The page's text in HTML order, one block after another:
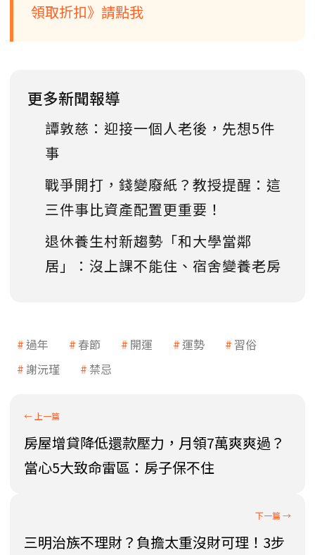
領取折扣》請點我
更多新聞報導
譚敦慈：迎接一個人老後，先想5件
事
戰爭開打，錢變廢紙？教授提醒：這
三件事比資產配置更重要！
退休養生村新趨勢「和大學當鄰
居」：沒上課不能住、宿舍變養老房
過年 春節 開運 運勢
習俗
謝沅瑾
禁忌
房屋增貸降低還款壓力，月領7萬爽爽過？
當心5大致命雷區：房子保不住
三明治族不理財？負擔太重沒財可理！3步